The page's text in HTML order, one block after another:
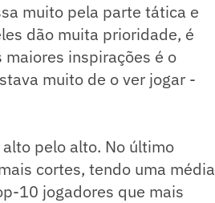
muito pela parte tática e
dão muita prioridade, é
inspirações é o
muito de o ver jogar -
pelo alto. No último
cortes, tendo uma média
10 jogadores que mais